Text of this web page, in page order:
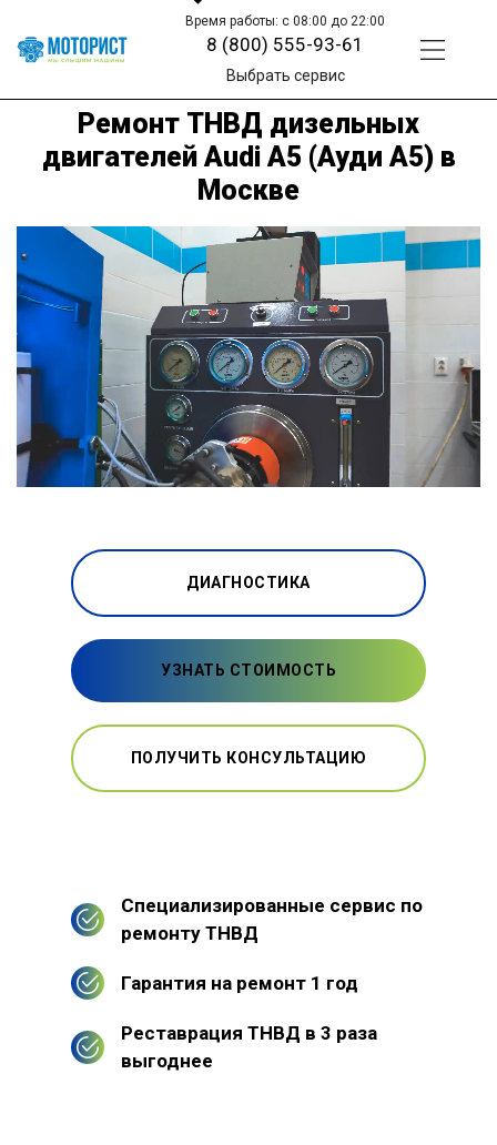
Время работы: с 08:00 до 22:00
8 (800) 555-93-61
Выбрать сервис
Ремонт ТНВД дизельных
двигателей Audi A5 (Ауди А5) в
Москве
ДИАГНОСТИКА
УЗНАТЬ СТОИМОСТЬ
ПОЛУЧИТЬ КОНСУЛЬТАЦИЮ
Специализированные сервис по
ремонту ТНВД
Гарантия на ремонт 1 год
Реставрация ТНВД в 3 раза
выгоднее